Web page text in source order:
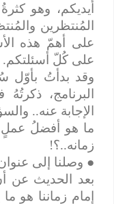
أيديكم، وهو
المُنتظرين
على أهمّ هذه
على كُلّ أسئلتكم.
وقد بدأتُ بأوّل
البرنامج،
الإجابة عنه..
ما هو أفضلُ عملٍ
زمانه..؟!
●وصلنا إلى عنوان:
بعد الحديث عن
إمام زماننا هو